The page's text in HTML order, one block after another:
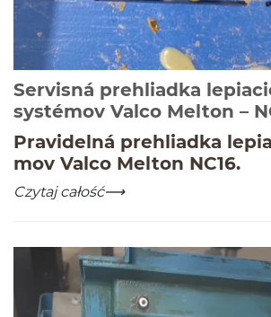
Servisná prehliadka
systémov Valco Melton –
Pravidelná prehli­adka
mov Valco Melton NC16.
Servisná prehliadka lepiacich
-Czytaj całość